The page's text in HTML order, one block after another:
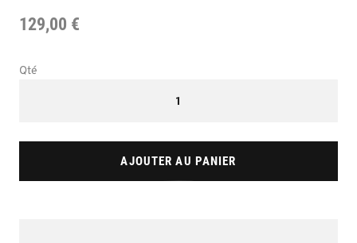
129,00 €
Qté
AJOUTER AU PANIER